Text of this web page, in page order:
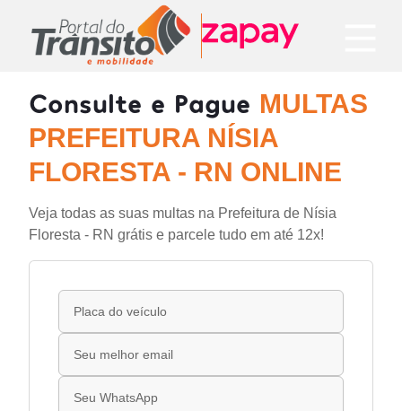
Consulte e Pague MULTAS
PREFEITURA NÍSIA
FLORESTA - RN ONLINE
Veja todas as suas multas na Prefeitura de Nísia
Floresta - RN grátis e parcele tudo em até 12x!